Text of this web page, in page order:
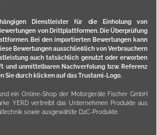
Dienstleister für die Einholung von
von Drittplattformen. Die Überprüfung
Bei den importierten Bewertungen kann
Bewertungen ausschließlich von Verbrauchern
auch tatsächlich genutzt oder erworben
und unmittelbaren Nachverfolung bzw. Referenz
Sie durch klicken auf das Trustami-Logo.
ein Online-Shop der Motorgeräte Fischer GmbH
YERD vertreibt das Unternehmen Produkte aus
sowie ausgewählte D2C-Produkte.